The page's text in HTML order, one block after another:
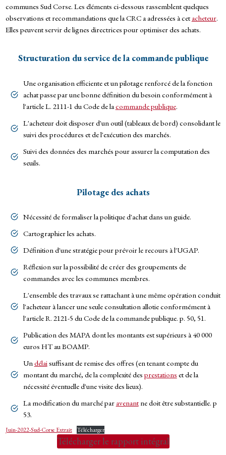
communes Sud Corse. Les éléments ci-dessous rassemblent quelques
observations et recommandations que la CRC a adressées à cetacheteur.
Elles peuvent servir de lignes directrices pour optimiser des achats.
Structuration du service de la commande publique
Une organisation efficiente et un pilotage renforcé de la fonction
achat passe par une bonne définition du besoin conformément à
l'article L. 2111-1 du Code de lacommande publique.
L'acheteur doit disposer d'un outil (tableaux de bord) consolidant le
suivi des procédures et de l'exécution des marchés.
Suivi des données des marchés pour assurer la computation des
seuils.
Pilotage des achats
Nécessité de formaliser la politique d'achat dans un guide.
Cartographier les achats.
Définition d'une stratégie pour prévoir le recours à l'UGAP.
Réflexion sur la possibilité de créer des groupements de
commandes avec les communes membres.
L'ensemble des travaux se rattachant à une même opération conduit
l'acheteur à lancer une seule consultation allotie conformément à
l'article R. 2121-5 du Code de la commande publique. p. 50, 51.
Publication des MAPA dont les montants est supérieurs à 40 000
euros HT au BOAMP.
Undélaisuffisant de remise des offres (en tenant compte du
montant du marché, de la complexité des prestations et de la
nécessité éventuelle d'une visite des lieux).
La modification du marché paravenantne doit être substantielle. p
53.
Juin-2022-Sud-Corse Extrait Télécharger
Télécharger le rapport intégral